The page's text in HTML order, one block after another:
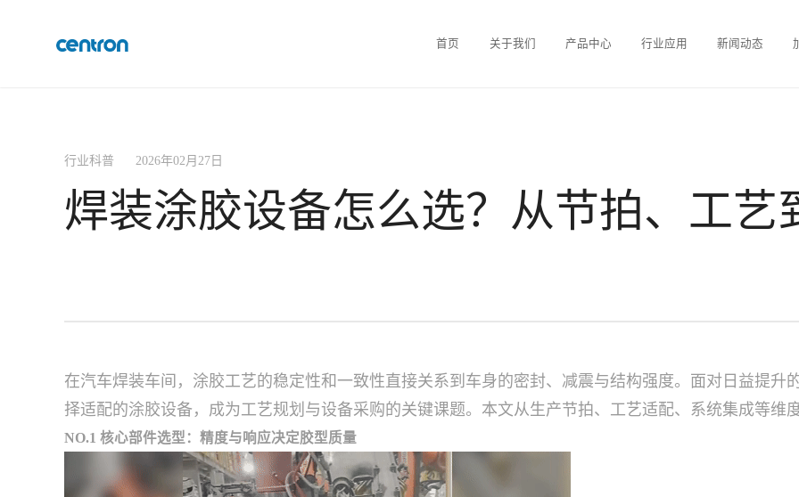
首页 关于我们 产品中心 行业应用 新闻动态
行业科普 2026年02月27日
焊装涂胶设备怎么选？从节拍、工艺
在汽车焊装车间，涂胶工艺的稳定性和一致性直接关系到车身的密封、减震与结构强度。面对日益提升
择适配的涂胶设备，成为工艺规划与设备采购的关键课题。本文从生产节拍、工艺适配、系统集成等维
NO.1 核心部件选型：精度与响应决定胶型质量